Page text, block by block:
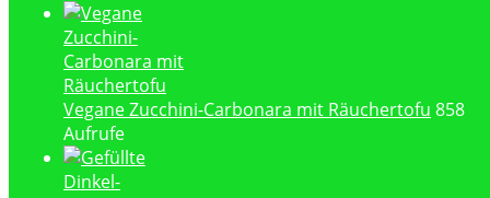
Vegane Zucchini-Carbonara mit Räuchertofu 858
Aufrufe